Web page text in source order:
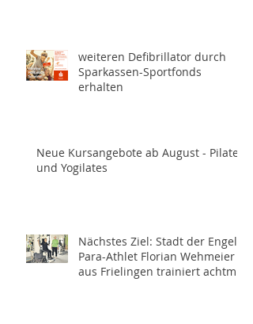
weiteren Defibrillator durch
Sparkassen-Sportfonds
erhalten
Neue Kursangebote ab August - Pilates
und Yogilates
Nächstes Ziel: Stadt der Engel -
Para-Athlet Florian Wehmeier
aus Frielingen trainiert achtmal